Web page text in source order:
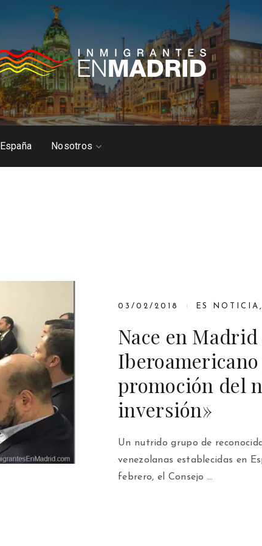
España Nosotros
03/02/2018 ES NOTICIA
Nace en
promoción del
inversión»
Un nutrido grupo de
venezolanas establecidas en
febrero, el Consejo …